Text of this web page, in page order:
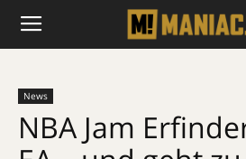
News
NBA Jam